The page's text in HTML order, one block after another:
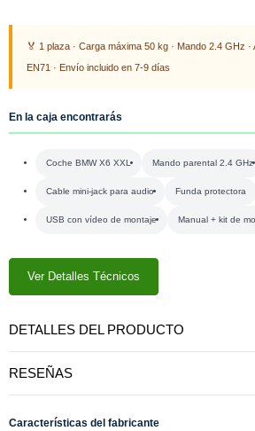
🏅 1 plaza · Carga máxima 50 kg · Mando 2.4 GHz ·
EN71 · Envío incluido en 7-9 días
En la caja encontrarás
Coche BMW X6 XXL Mando parental 2.4 GHz
Cable mini-jack para audio Funda protectora
USB con vídeo de montaje Manual + kit de
Ver Detalles Técnicos
DETALLES DEL PRODUCTO
RESEÑAS
Características del fabricante